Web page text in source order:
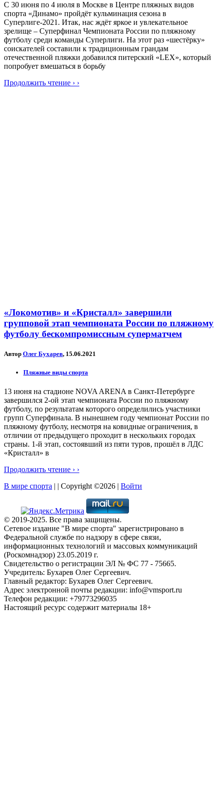
С 30 июня по 4 июля в Москве в Центре пляжных видов
спорта «Динамо» пройдёт кульминация сезона в
Суперлиге-2021. Итак, нас ждёт яркое и увлекательное
зрелище – Суперфинал Чемпионата России по пляжному
футболу среди команды Суперлиги. На этот раз «шестёрку»
соискателей составили к традиционным грандам
отечественной пляжки добавился питерский «LEX», который
попробует вмешаться в борьбу
Продолжить чтение › ›
«Локомотив» и «Кристалл» завершили
групповой этап чемпионата России по пляжному
футболу бескомпромиссным суперматчем
Автор Олег Бухарев, 15.06.2021
Пляжные виды спорта
13 июня на стадионе NOVA ARENA в Санкт-Петербурге
завершился 2-ой этап чемпионата России по пляжному
футболу, по результатам которого определились участники
групп Суперфинала. В нынешнем году чемпионат России по
пляжному футболу, несмотря на ковидные ограничения, в
отличии от предыдущего проходит в нескольких городах
страны. 1-й этап, состоявший из пяти туров, прошёл в ЛДС
«Кристалл» в
Продолжить чтение › ›
В мире спорта | | Copyright ©2026 | Войти
© 2019-2025. Все права защищены.
Сетевое издание "В мире спорта" зарегистрировано в
Федеральной службе по надзору в сфере связи,
информационных технологий и массовых коммуникаций
(Роскомнадзор) 23.05.2019 г.
Свидетельство о регистрации ЭЛ № ФС 77 - 75665.
Учредитель: Бухарев Олег Сергеевич.
Главный редактор: Бухарев Олег Сергеевич.
Адрес электронной почты редакции: info@vmsport.ru
Телефон редакции: +79773296035
Настоящий ресурс содержит материалы 18+